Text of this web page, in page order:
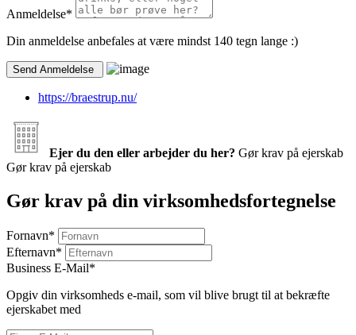
Anmeldelse*
Din anmeldelse anbefales at være mindst 140 tegn lange :)
https://braestrup.nu/
Ejer du den eller arbejder du her? Gør krav på ejerskab
Gør krav på ejerskab
Gør krav på din virksomhedsfortegnelse
Fornavn*
Efternavn*
Business E-Mail*
Opgiv din virksomheds e-mail, som vil blive brugt til at bekræfte
ejerskabet med